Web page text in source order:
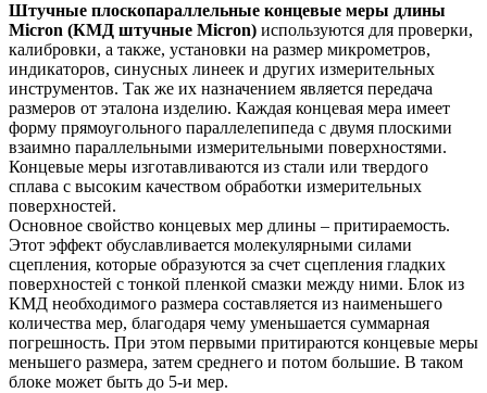
Штучные плоскопараллельные концевые меры длины
Micron (КМД штучные Micron) используются для проверки,
калибровки, а также, установки на размер микрометров,
индикаторов, синусных линеек и других измерительных
инструментов. Так же их назначением является передача
размеров от эталона изделию. Каждая концевая мера имеет
форму прямоугольного параллелепипеда с двумя плоскими
взаимно параллельными измерительными поверхностями.
Концевые меры изготавливаются из стали или твердого
сплава с высоким качеством обработки измерительных
поверхностей.
Основное свойство концевых мер длины – притираемость.
Этот эффект обуславливается молекулярными силами
сцепления, которые образуются за счет сцепления гладких
поверхностей с тонкой пленкой смазки между ними. Блок из
КМД необходимого размера составляется из наименьшего
количества мер, благодаря чему уменьшается суммарная
погрешность. При этом первыми притираются концевые меры
меньшего размера, затем среднего и потом большие. В таком
блоке может быть до 5-и мер.